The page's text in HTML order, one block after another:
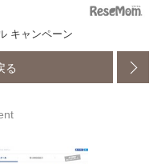
キャンペーン
る